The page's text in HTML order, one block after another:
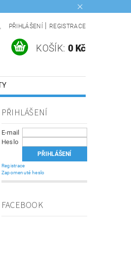
PŘIHLÁŠENÍ REGISTRACE
KOŠÍK: 0 Kč
PŘIHLÁŠENÍ
E-mail
Heslo
Registrace
Zapomenuté heslo
FACEBOOK